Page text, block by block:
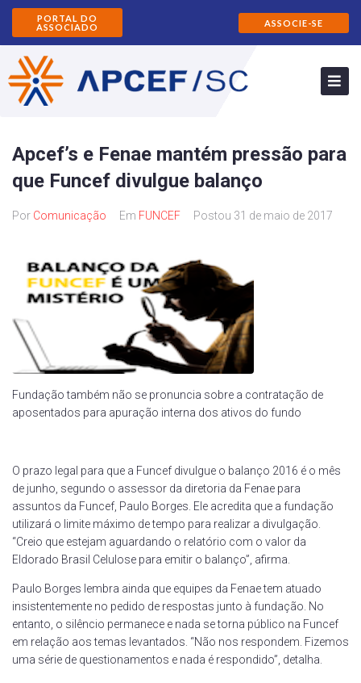
PORTAL DO
ASSOCIADO
ASSOCIE-SE
Apcef’s e Fenae mantém pressão para
que Funcef divulgue balanço
Por Comunicação Em FUNCEF Postou 31 de maio de 2017
Fundação também não se pronuncia sobre a contratação de
aposentados para apuração interna dos ativos do fundo
O prazo legal para que a Funcef divulgue o balanço 2016 é o mês
de junho, segundo o assessor da diretoria da Fenae para
assuntos da Funcef, Paulo Borges. Ele acredita que a fundação
utilizará o limite máximo de tempo para realizar a divulgação.
“Creio que estejam aguardando o relatório com o valor da
Eldorado Brasil Celulose para emitir o balanço”, afirma.
Paulo Borges lembra ainda que equipes da Fenae tem atuado
insistentemente no pedido de respostas junto à fundação. No
entanto, o silêncio permanece e nada se torna público na Funcef
em relação aos temas levantados. “Não nos respondem. Fizemos
uma série de questionamentos e nada é respondido”, detalha.